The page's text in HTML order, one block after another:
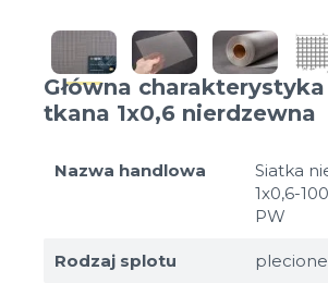
Główna
tkana 1x0,6 nierdzewna
Nazwa handlowa
Siatka
1x0,6-
PW
Rodzaj splotu plecione